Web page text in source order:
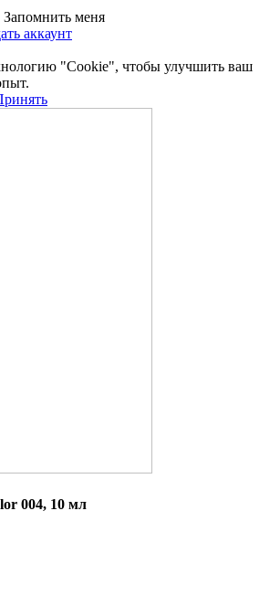
Запомнить меня
аккаунт
"Cookie", чтобы улучшить ваш
004, 10 мл